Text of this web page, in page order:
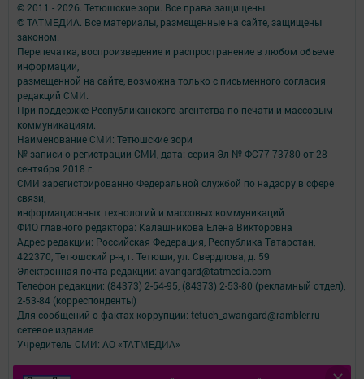
© 2011 - 2026. Тетюшские зори. Все права защищены.
© ТАТМЕДИА. Все материалы, размещенные на сайте, защищены
законом.
Перепечатка, воспроизведение и распространение в любом объеме
информации,
размещенной на сайте, возможна только с письменного согласия
редакций СМИ.
При поддержке Республиканского агентства по печати и массовым
коммуникациям.
Наименование СМИ: Тетюшские зори
№ записи о регистрации СМИ, дата: серия Эл № ФС77-73780 от 28
сентября 2018 г.
СМИ зарегистрированно Федеральной службой по надзору в сфере
связи,
информационных технологий и массовых коммуникаций
ФИО главного редактора: Калашникова Елена Викторовна
Адрес редакции: Российская Федерация, Республика Татарстан,
422370, Тетюшский р-н, г. Тетюши, ул. Свердлова, д. 59
Электронная почта редакции: avangard@tatmedia.com
Телефон редакции: (84373) 2-54-95, (84373) 2-53-80 (рекламный отдел),
2-53-84 (корреспонденты)
Для сообщений о фактах коррупции: tetuch_awangard@rambler.ru
сетевое издание
Учредитель СМИ: АО «ТАТМЕДИА»
Антикоррупционная политика